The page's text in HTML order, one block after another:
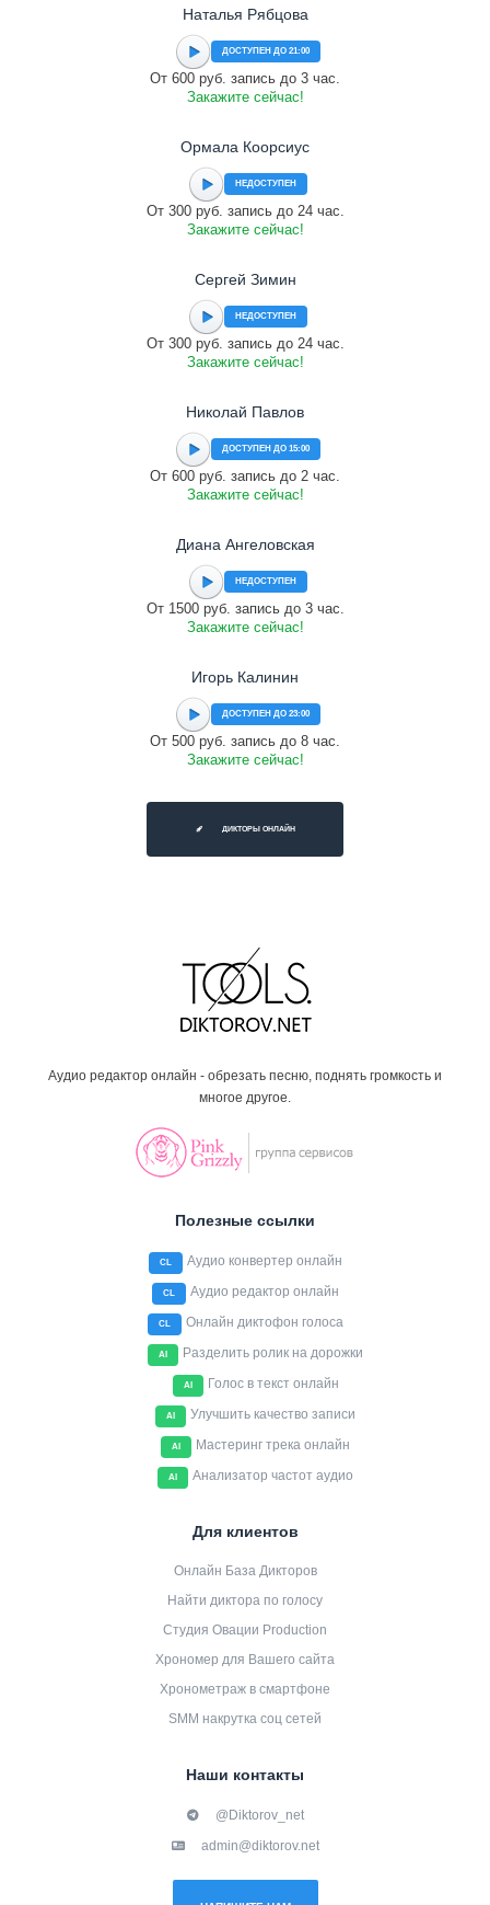
Наталья Рябцова
ДОСТУПЕН ДО 21:00
От 600 руб. запись до 3 час.
Закажите сейчас!
Ормала Коорсиус
НЕДОСТУПЕН
От 300 руб. запись до 24 час.
Закажите сейчас!
Сергей Зимин
НЕДОСТУПЕН
От 300 руб. запись до 24 час.
Закажите сейчас!
Николай Павлов
ДОСТУПЕН ДО 15:00
От 600 руб. запись до 2 час.
Закажите сейчас!
Диана Ангеловская
НЕДОСТУПЕН
От 1500 руб. запись до 3 час.
Закажите сейчас!
Игорь Калинин
ДОСТУПЕН ДО 23:00
От 500 руб. запись до 8 час.
Закажите сейчас!
ДИКТОРЫ ОНЛАЙН
Аудио редактор онлайн - обрезать песню, поднять громкость и
многое другое.
Полезные ссылки
CL Аудио конвертер онлайн
CL Аудио редактор онлайн
CL Онлайн диктофон голоса
AI Разделить ролик на дорожки
AI Голос в текст онлайн
AI Улучшить качество записи
AI Мастеринг трека онлайн
AI Анализатор частот аудио
Для клиентов
Онлайн База Дикторов
Найти диктора по голосу
Студия Овации Production
Хрономер для Вашего сайта
Хронометраж в смартфоне
SMM накрутка соц сетей
Наши контакты
@Diktorov_net
admin@diktorov.net